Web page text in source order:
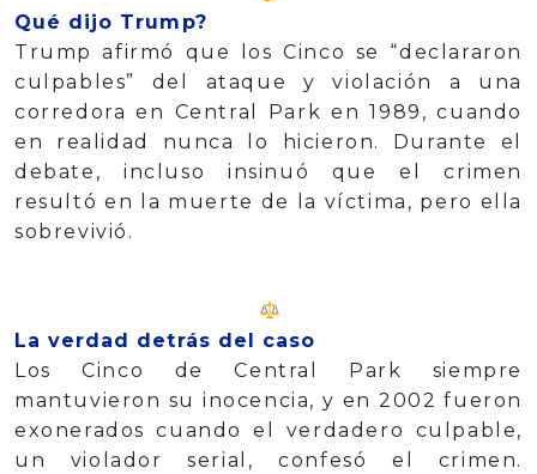
Qué dijo Trump?
Trump afirmó que los Cinco se “declararon
culpables” del ataque y violación a una
corredora en Central Park en 1989, cuando
en realidad nunca lo hicieron. Durante el
debate, incluso insinuó que el crimen
resultó en la muerte de la víctima, pero ella
sobrevivió.
La verdad detrás del caso
Los Cinco de Central Park siempre
mantuvieron su inocencia, y en 2002 fueron
exonerados cuando el verdadero culpable,
un violador serial, confesó el crimen.